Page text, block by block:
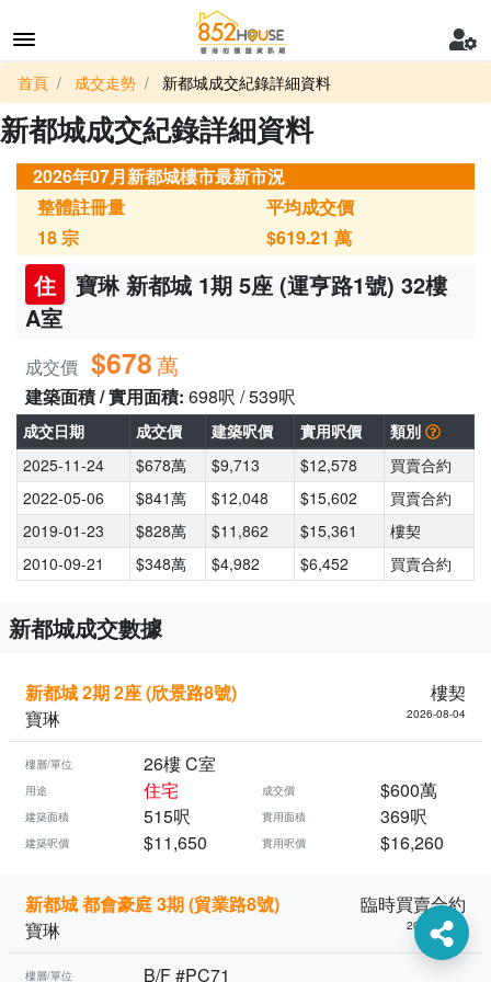
首頁 成交走勢 新都城成交紀錄詳細資料
新都城成交紀錄詳細資料
2026年07月新都城樓市最新市況
整體註冊量
18宗
平均成交價
$619.21 萬
住
寶琳 新都城 1期 5座 (運亨路1號) 32樓
A室
成交價 $678萬
建築面積 / 實用面積: 698呎 / 539呎
成交日期 成交價 建築呎價 實用呎價
類別
2025-11-24
$678萬 $9,713 $12,578
買賣合約
2022-05-06
$841萬 $12,048 $15,602
買賣合約
2019-01-23
$828萬 $11,862 $15,361
樓契
2010-09-21
$348萬 $4,982 $6,452 買賣合約
新都城成交數據
新都城 2期 2座 (欣景路8號)
樓契
寶琳
2026-08-04
樓層/單位 26樓 C室
用途 住宅 成交價 $600萬
建築面積 515呎 實用面積 369呎
建築呎價 $11,650 實用呎價 $16,260
新都城 都會豪庭 3期 (貿業路8號)
臨時買賣合約
寶琳
2026-08-03
樓層/單位 B/F #PC71